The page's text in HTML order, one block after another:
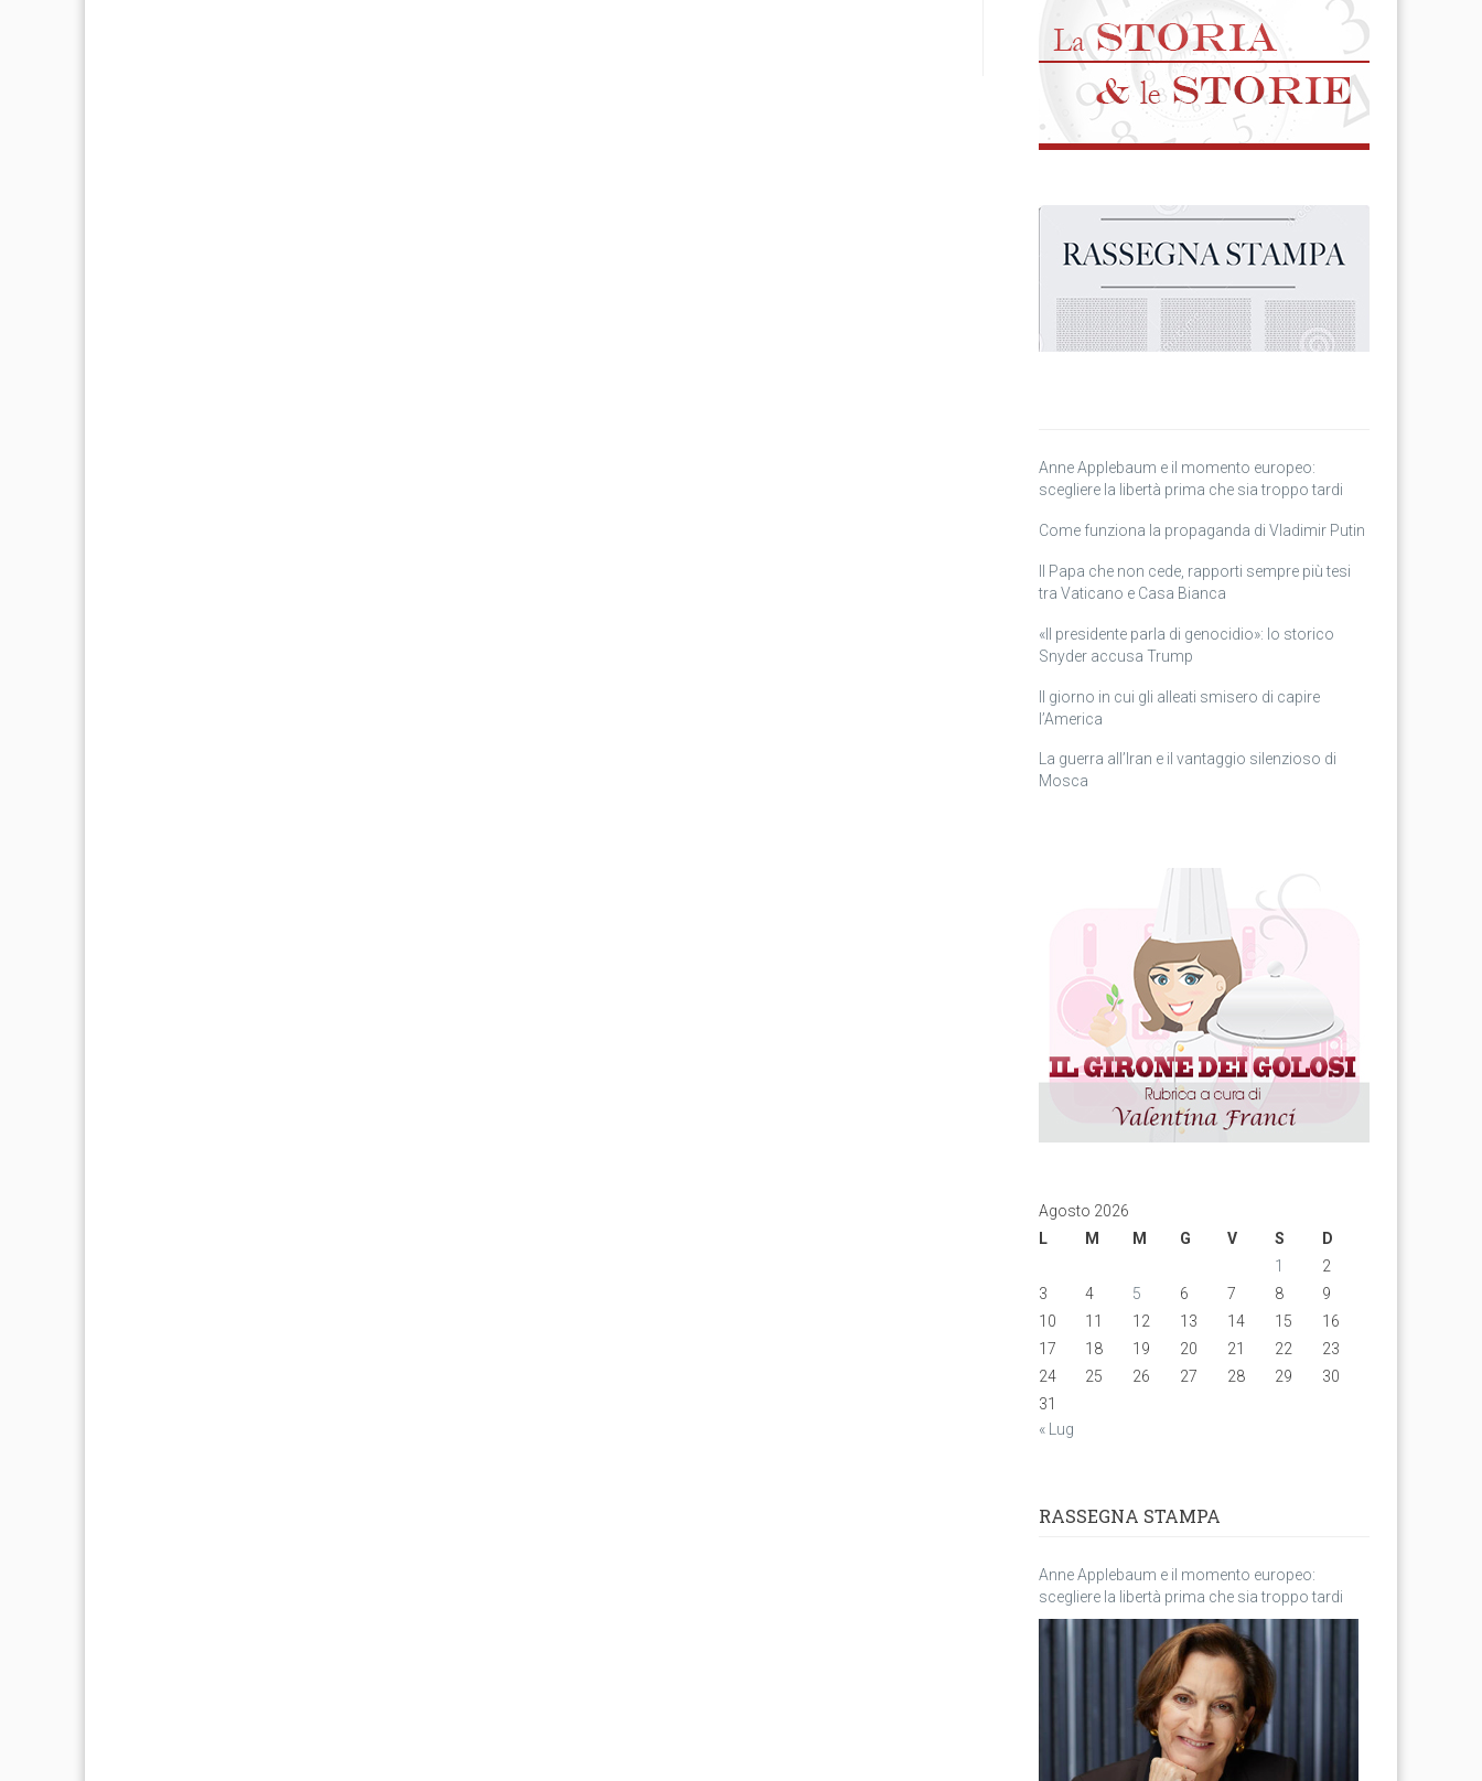
Anne Applebaum e il momento europeo:
scegliere la libertà prima che sia troppo tardi
Come funziona la propaganda di Vladimir Putin
Il Papa che non cede, rapporti sempre più tesi
tra Vaticano e Casa Bianca
«Il presidente parla di genocidio»: lo storico
Snyder accusa Trump
Il giorno in cui gli alleati smisero di capire
l’America
La guerra all’Iran e il vantaggio silenzioso di
Mosca
Agosto 2026
L
M M G V S
D
1
2
3
4 5 6 7 8
9
10
11 12 13 14 15
16
17
18 19 20 21 22
23
24
25 26 27 28 29
30
31
« Lug
RASSEGNA STAMPA
Anne Applebaum e il momento europeo:
scegliere la libertà prima che sia troppo tardi